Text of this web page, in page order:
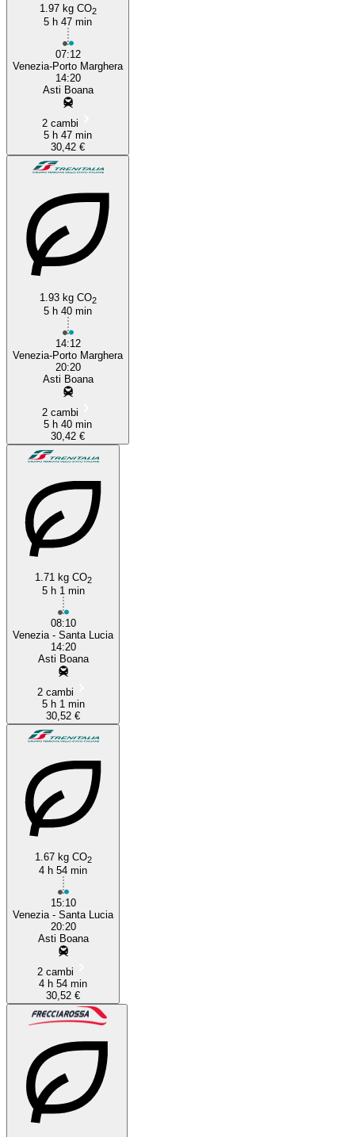
1.97 kg CO2
5 h 47 min
07:12
Venezia-Porto Marghera
14:20
Asti Boana
2 cambi
5 h 47 min
30,42 €
1.93 kg CO2
5 h 40 min
14:12
Venezia-Porto Marghera
20:20
Asti Boana
2 cambi
5 h 40 min
30,42 €
1.71 kg CO2
5 h 1 min
08:10
Venezia - Santa Lucia
14:20
Asti Boana
2 cambi
5 h 1 min
30,52 €
1.67 kg CO2
4 h 54 min
15:10
Venezia - Santa Lucia
20:20
Asti Boana
2 cambi
4 h 54 min
30,52 €